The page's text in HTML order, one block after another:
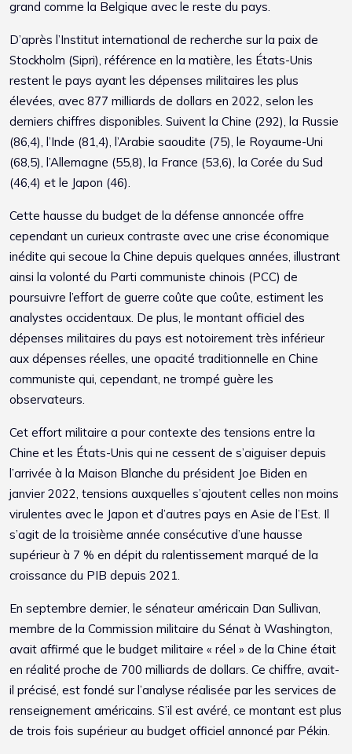
grand comme la Belgique avec le reste du pays.
D’après l’Institut international de recherche sur la paix de
Stockholm (Sipri), référence en la matière, les États-Unis
restent le pays ayant les dépenses militaires les plus
élevées, avec 877 milliards de dollars en 2022, selon les
derniers chiffres disponibles. Suivent la Chine (292), la Russie
(86,4), l’Inde (81,4), l’Arabie saoudite (75), le Royaume-Uni
(68,5), l’Allemagne (55,8), la France (53,6), la Corée du Sud
(46,4) et le Japon (46).
Cette hausse du budget de la défense annoncée offre
cependant un curieux contraste avec une crise économique
inédite qui secoue la Chine depuis quelques années, illustrant
ainsi la volonté du Parti communiste chinois (PCC) de
poursuivre l’effort de guerre coûte que coûte, estiment les
analystes occidentaux. De plus, le montant officiel des
dépenses militaires du pays est notoirement très inférieur
aux dépenses réelles, une opacité traditionnelle en Chine
communiste qui, cependant, ne trompé guère les
observateurs.
Cet effort militaire a pour contexte des tensions entre la
Chine et les États-Unis qui ne cessent de s’aiguiser depuis
l’arrivée à la Maison Blanche du président Joe Biden en
janvier 2022, tensions auxquelles s’ajoutent celles non moins
virulentes avec le Japon et d’autres pays en Asie de l’Est. Il
s’agit de la troisième année consécutive d’une hausse
supérieur à 7 % en dépit du ralentissement marqué de la
croissance du PIB depuis 2021.
En septembre dernier, le sénateur américain Dan Sullivan,
membre de la Commission militaire du Sénat à Washington,
avait affirmé que le budget militaire « réel » de la Chine était
en réalité proche de 700 milliards de dollars. Ce chiffre, avait-
il précisé, est fondé sur l’analyse réalisée par les services de
renseignement américains. S’il est avéré, ce montant est plus
de trois fois supérieur au budget officiel annoncé par Pékin.